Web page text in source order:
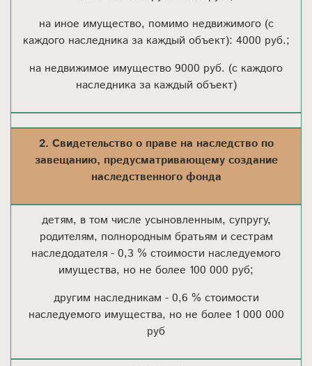
на иное имущество, помимо недвижимого (с
каждого наследника за каждый объект): 4000 руб.;
на недвижимое имущество 9000 руб. (с каждого
наследника за каждый объект)
2. Свидетельство о праве на наследство по
завещанию, предусматривающему создание
наследственного фонда
детям, в том числе усыновленным, супругу,
родителям, полнородным братьям и сестрам
наследодателя - 0,3 % стоимости наследуемого
имущества, но не более 100 000 руб;
другим наследникам - 0,6 % стоимости
наследуемого имущества, но не более 1 000 000
руб